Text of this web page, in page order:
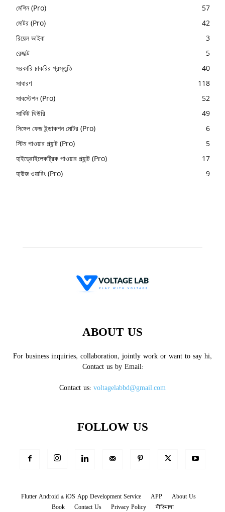
মেশিন (Pro)
57
মোটর (Pro)
42
রিয়েল ভাইবা
3
রেজাল্ট
5
সরকারি চাকরির প্রস্তুতি
40
সাধারণ
118
সাবস্টেশন (Pro)
52
সার্কিট থিউরি
49
সিঙ্গেল ফেজ ইন্ডাকশন মোটর (Pro)
6
স্টিম পাওয়ার প্ল্যান্ট (Pro)
5
হাইড্রোইলেকট্রিক পাওয়ার প্ল্যান্ট (Pro)
17
হাউজ ওয়ারিং (Pro)
9
ABOUT US
For business inquiries, collaboration, jointly work or want to say hi,
Contact us by Email:
Contact us: voltagelabbd@gmail.com
FOLLOW US
Flutter Android & iOS App Development Service APP
About Us
Book
Contact Us Privacy Policy নীতিমালা